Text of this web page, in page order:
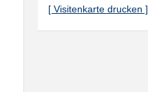
[ Visitenkarte drucken ]